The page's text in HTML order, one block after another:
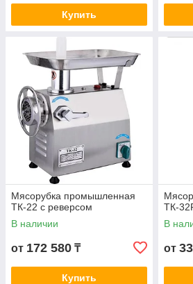
Купить
Мясорубка промышленная
ТК-22 с реверсом
В наличии
от 172 580 ₸
Купить
ТК-
В
от